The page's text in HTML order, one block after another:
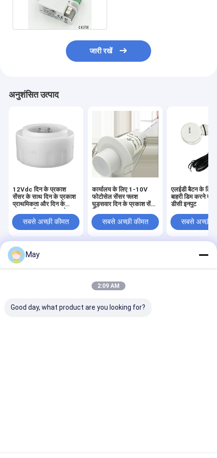
जारी रखें
अनुशंसित उत्पाद
12Vdc दिन के प्रकाश
सेंसर के साथ दिन के प्रकाश
प्राथमिकता और दिन के
सबसे अच्छी कीमत
कार्यालय के लिए 1-10V
फोटोसेल सेंसर फ्लश
घुड़सवार दिन के प्रकाश सेंसर
सबसे अच्छी कीमत
एलईडी बैटन के लिए
बाहरी डिम करने
डीसी इनपुट
सबसे अच्छी
साइटमैप
Privacy Policy
चीन का कारखाना.Copyright © 2026 Shenzhen
Merrytek Technology Co., Ltd.. All Rights Reserved.
May
2:09 AM
Good day, what product are you looking for?